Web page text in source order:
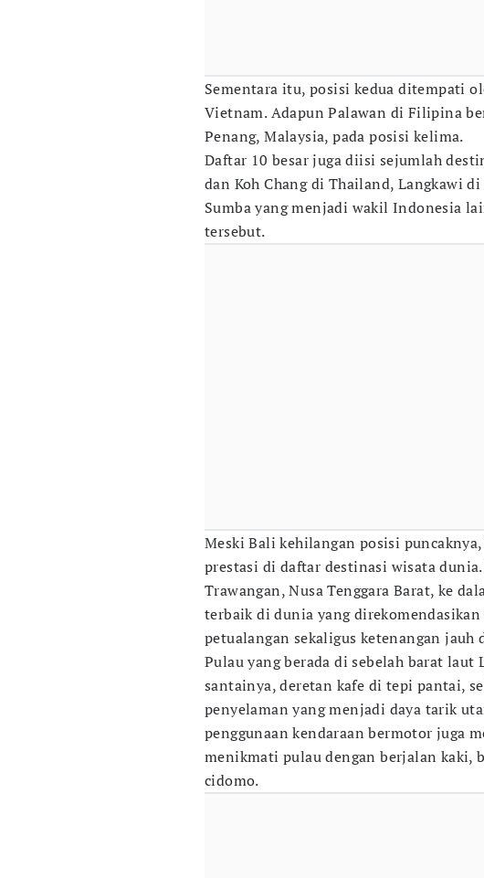
Sementara itu, posisi kedua ditempati
Vietnam. Adapun Palawan di Filipina
Penang, Malaysia, pada posisi kelima.
Daftar 10 besar juga diisi sejumlah
dan Koh Chang di Thailand, Langkawi
Sumba yang menjadi wakil Indonesia
tersebut.
Meski Bali kehilangan posisi
prestasi di daftar destinasi wisata
Trawangan, Nusa Tenggara Barat, ke
terbaik di dunia yang
petualangan sekaligus ketenangan jauh
Pulau yang berada di sebelah barat
santainya, deretan kafe di tepi pantai,
penyelaman yang menjadi daya tarik
penggunaan kendaraan bermotor juga
menikmati pulau dengan berjalan kaki,
cidomo.